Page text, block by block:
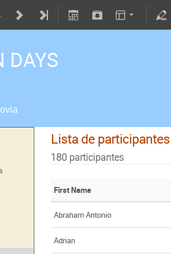
DAYS
Lista de participantes
180 participantes
First Name
Abraham Antonio
Adrian